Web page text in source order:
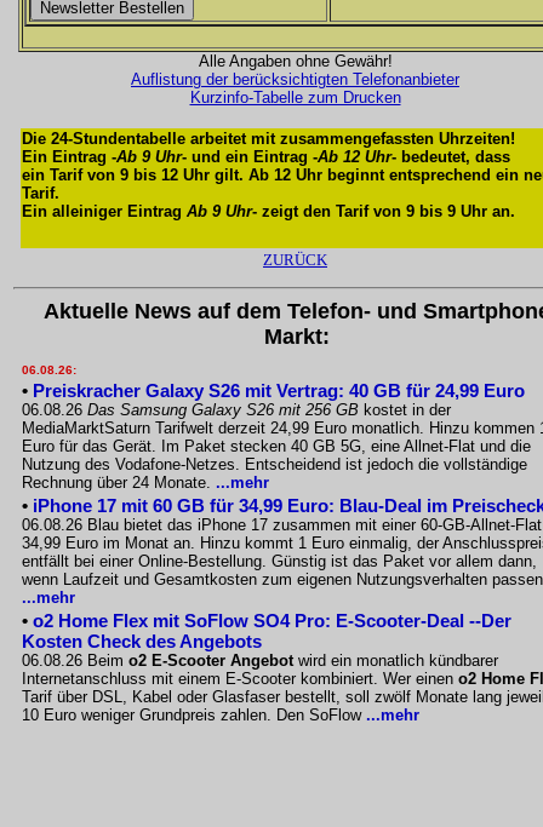
Alle Angaben ohne Gewähr!
Auflistung der berücksichtigten Telefonanbieter
Kurzinfo-Tabelle zum Drucken
Die 24-Stundentabelle arbeitet mit zusammengefassten Uhrzeiten!
Ein Eintrag -Ab 9 Uhr- und ein Eintrag -Ab 12 Uhr- bedeutet, dass
ein Tarif von 9 bis 12 Uhr gilt. Ab 12 Uhr beginnt entsprechend ein
Tarif.
Ein alleiniger Eintrag Ab 9 Uhr- zeigt den Tarif von 9 bis 9 Uhr an.
ZURÜCK
Aktuelle News auf dem Telefon- und
Markt:
06.08.26:
• Preiskracher Galaxy S26 mit Vertrag: 40 GB für 24,99 Euro
06.08.26 Das Samsung Galaxy S26 mit 256 GB kostet in der
MediaMarktSaturn Tarifwelt derzeit 24,99 Euro monatlich. Hinzu kommen
Euro für das Gerät. Im Paket stecken 40 GB 5G, eine Allnet-Flat und die
Nutzung des Vodafone-Netzes. Entscheidend ist jedoch die vollständige
Rechnung über 24 Monate. ...mehr
• iPhone 17 mit 60 GB für 34,99 Euro: Blau-Deal im
06.08.26 Blau bietet das iPhone 17 zusammen mit einer 60-GB-Allnet-
34,99 Euro im Monat an. Hinzu kommt 1 Euro einmalig, der
entfällt bei einer Online-Bestellung. Günstig ist das Paket vor allem dann,
wenn Laufzeit und Gesamtkosten zum eigenen Nutzungsverhalten
...mehr
• o2 Home Flex mit SoFlow SO4 Pro: E-Scooter-Deal --Der
Kosten Check des Angebots
06.08.26 Beim o2 E-Scooter Angebotwird ein monatlich kündbarer
Internetanschluss mit einem E-Scooter kombiniert. Wer einen o2 Home
Tarif über DSL, Kabel oder Glasfaser bestellt, soll zwölf Monate lang
10 Euro weniger Grundpreis zahlen. Den SoFlow ...mehr